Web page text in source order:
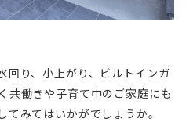
回り、小上がり、ビルトインガ
共働きや子育て中のご家庭にも
みてはいかがでしょうか。